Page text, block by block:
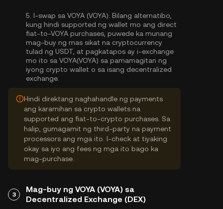
5. I-swap sa VOYA (VOYA): Bilang alternatibo,
kung hindi supported ng wallet mo ang direct
fiat-to-VOYA purchases, puwede ka munang
mag-buy ng mas sikat na cryptocurrency
tulad ng USDT, at pagkatapos ay i-exchange
mo ito sa VOYA(VOYA) sa pamamagitan ng
iyong crypto wallet o sa isang decentralized
exchange.
Hindi direktang naghahandle ng payments
ang karamihan sa crypto wallets na
supported ang fiat-to-crypto purchases. Sa
halip, gumagamit ng third-party na payment
processors ang mga ito. I-check at tiyaking
okay sa iyo ang fees ng mga ito bago ka
mag-purchase.
3
Mag-buy ng VOYA (VOYA) sa
Decentralized Exchange (DEX)